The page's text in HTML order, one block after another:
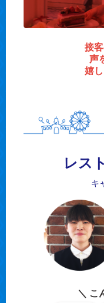
接
声
嬉
レス
キ
＼ こ